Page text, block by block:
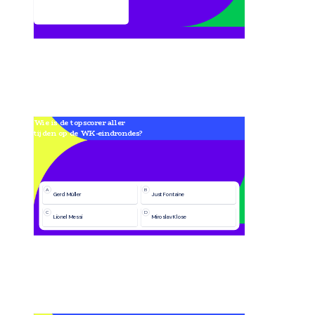
Wie is de topscorer aller
tijden op de WK-eindrondes?
A
Gerd Müller
B
Just Fontaine
C
Lionel Messi
D
Miroslav Klose